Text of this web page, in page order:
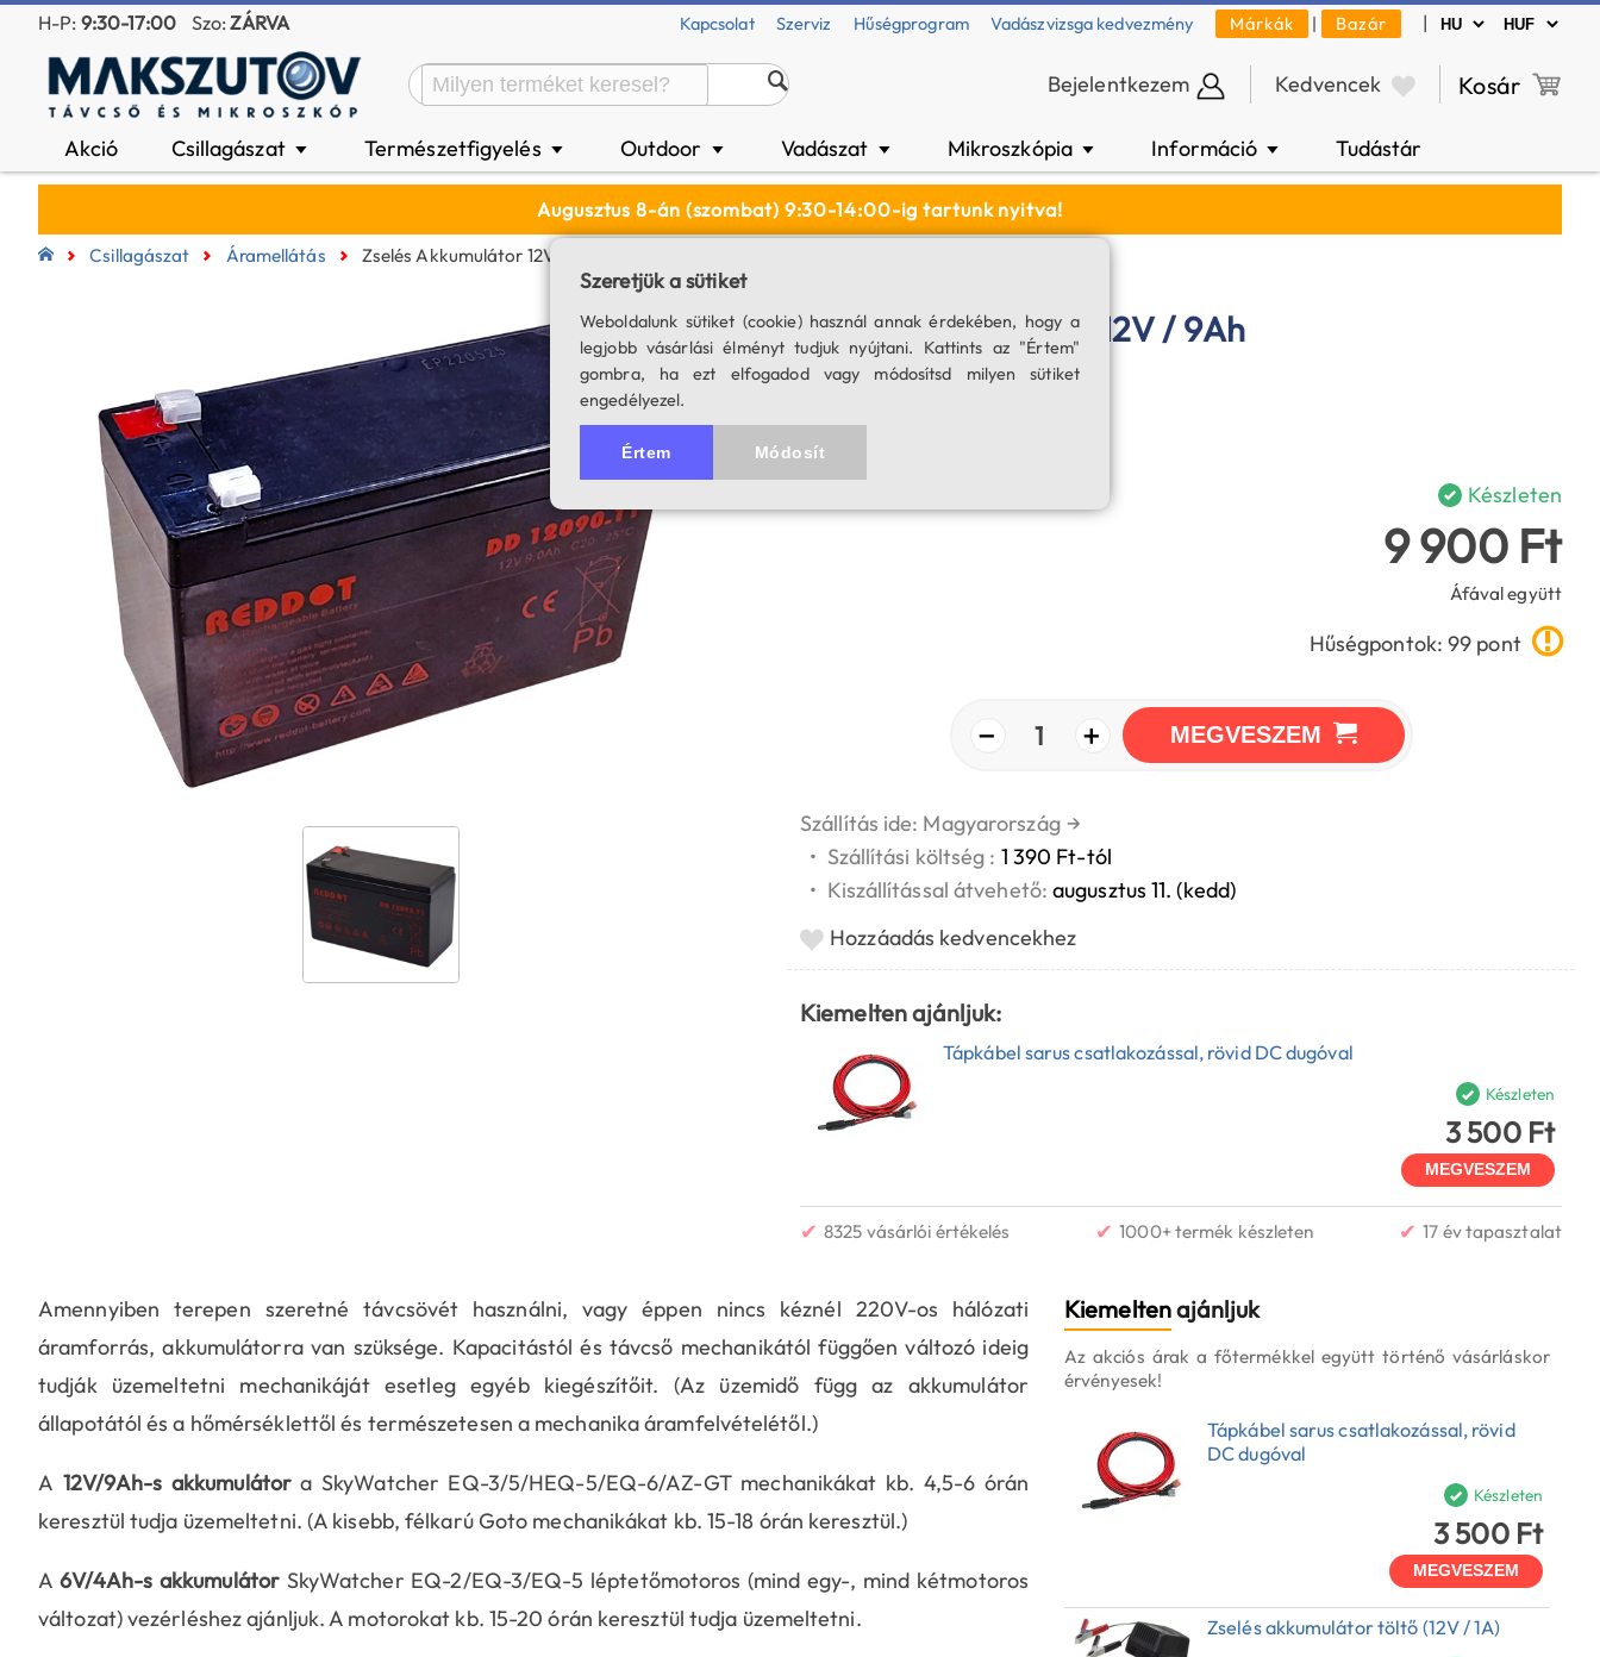
H-P: 9:30-17:00 Szo:ZÁRVA Kapcsolat Szerviz Hűségprogram Vadászvizsga kedvezmény Márkák | Bazár |
Bejelentkezem Kedvencek Kosár
Akció Csillagászat ▼ Természetfigyelés ▼ Outdoor ▼ Vadászat ▼ Mikroszkópia ▼ Információ ▼ Tudástár
Augusztus 8-án (szombat) 9:30-14:00-ig tartunk nyitva!
Csillagászat Áramellátás Zselés Akkumulátor 12V / 9Ah
Zselés akkumulátor 12V / 9Ah
(TI)
Készleten
9 900 Ft
Áfával együtt
Hűségpontok: 99 pont
− 1 + MEGVESZEM
Szállítás ide: Magyarország →
• Szállítási költség : 1 390 Ft-tól
• Kiszállítással átvehető:augusztus 11. (kedd)
Hozzáadás kedvencekhez
Kiemelten ajánljuk:
Tápkábel sarus csatlakozással, rövid DC dugóval
Készleten
3 500 Ft
MEGVESZEM
✔ 8325 vásárlói értékelés ✔ 1000+ termék készleten ✔ 17 év tapasztalat
Amennyiben terepen szeretné távcsövét használni, vagy éppen nincs kéznél 220V-os hálózati
áramforrás, akkumulátorra van szüksége. Kapacitástól és távcső mechanikától függően változó ideig
tudják üzemeltetni mechanikáját esetleg egyéb kiegészítőit. (Az üzemidő függ az akkumulátor
állapotától és a hőmérséklettől és természetesen a mechanika áramfelvételétől.)
A 12V/9Ah-s akkumulátor a SkyWatcher EQ-3/5/HEQ-5/EQ-6/AZ-GT mechanikákat kb. 4,5-6 órán
keresztül tudja üzemeltetni. (A kisebb, félkarú Goto mechanikákat kb. 15-18 órán keresztül.)
A 6V/4Ah-s akkumulátor SkyWatcher EQ-2/EQ-3/EQ-5 léptetőmotoros (mind egy-, mind kétmotoros
változat) vezérléshez ajánljuk. A motorokat kb. 15-20 órán keresztül tudja üzemeltetni.
Kiemeltenajánljuk
Az akciós árak a főtermékkel együtt történő vásárláskor
érvényesek!
Tápkábel sarus csatlakozással, rövid
DC dugóval
Készleten
3 500 Ft
MEGVESZEM
Zselés akkumulátor töltő (12V / 1A)
Szeretjük a sütiket
Weboldalunk sütiket (cookie) használ annak érdekében, hogy a
legjobb vásárlási élményt tudjuk nyújtani. Kattints az "Értem"
gombra, ha ezt elfogadod vagy módosítsd milyen sütiket
engedélyezel.
Értem Módosít